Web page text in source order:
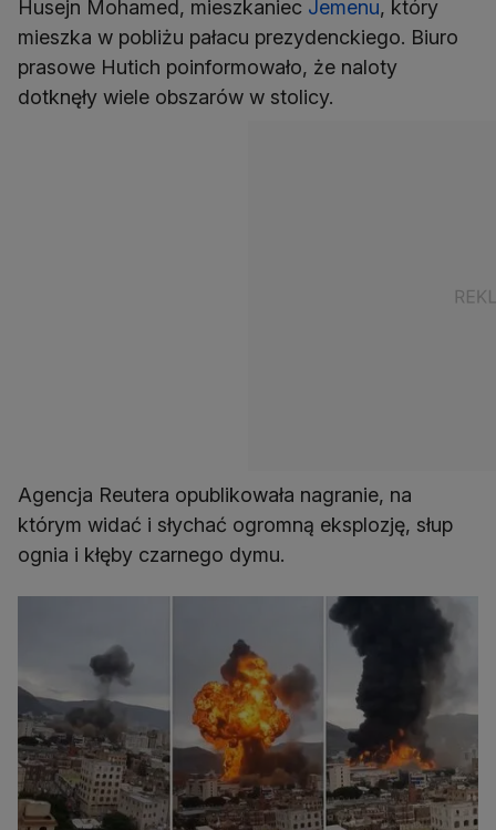
Husejn Mohamed, mieszkaniec Jemenu, który
mieszka w pobliżu pałacu prezydenckiego. Biuro
prasowe Hutich poinformowało, że naloty
dotknęły wiele obszarów w stolicy.
Agencja Reutera opublikowała nagranie, na
którym widać i słychać ogromną eksplozję, słup
ognia i kłęby czarnego dymu.